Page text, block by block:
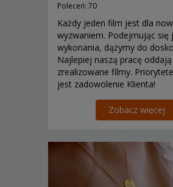
Poleceń: 70
Każdy jeden film jest dla
wyzwaniem. Podejmując się
wykonania, dążymy do
Najlepiej naszą pracę
zrealizowane filmy.
jest zadowolenie Klienta!
Zobacz więcej